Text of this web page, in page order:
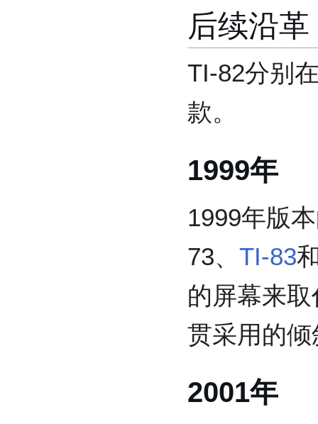
后续沿革
TI-82分别
款。
1999年
1999年版
73、 TI-83
的屏幕来
贯采用的
2001年